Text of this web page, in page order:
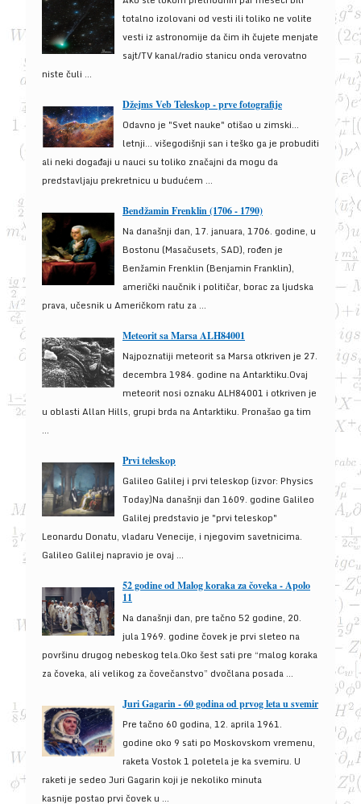
totalno izolovani od vesti ili toliko ne volite
vesti iz astronomije da čim ih čujete menjate
sajt/TV kanal/radio stanicu onda verovatno
niste čuli ...
Džejms Veb Teleskop - prve fotografije
Odavno je "Svet nauke" otišao u zimski...
letnji... višegodišnji san i teško ga je probuditi
ali neki događaji u nauci su toliko značajni da mogu da
predstavljaju prekretnicu u budućem ...
Bendžamin Frenklin (1706 - 1790)
Na današnji dan, 17. januara, 1706. godine, u
Bostonu (Masačusets, SAD), rođen je
Benžamin Frenklin (Benjamin Franklin),
američki naučnik i političar, borac za ljudska
prava, učesnik u Američkom ratu za ...
Meteorit sa Marsa ALH84001
Najpoznatiji meteorit sa Marsa otkriven je 27.
decembra 1984. godine na Antarktiku.Ovaj
meteorit nosi oznaku ALH84001 i otkriven je
u oblasti Allan Hills, grupi brda na Antarktiku. Pronašao ga tim
...
Prvi teleskop
Galileo Galilej i prvi teleskop (izvor: Physics
Today)Na današnji dan 1609. godine Galileo
Galilej predstavio je "prvi teleskop"
Leonardu Donatu, vladaru Venecije, i njegovim savetnicima.
Galileo Galilej napravio je ovaj ...
52 godine od Malog koraka za čoveka - Apolo
11
Na današnji dan, pre tačno 52 godine, 20.
jula 1969. godine čovek je prvi sleteo na
površinu drugog nebeskog tela.Oko šest sati pre “malog koraka
za čoveka, ali velikog za čovečanstvo” dvočlana posada ...
Juri Gagarin - 60 godina od prvog leta u svemir
Pre tačno 60 godina, 12. aprila 1961.
godine oko 9 sati po Moskovskom vremenu,
raketa Vostok 1 poletela je ka svemiru. U
raketi je sedeo Juri Gagarin koji je nekoliko minuta
kasnije postao prvi čovek u ...